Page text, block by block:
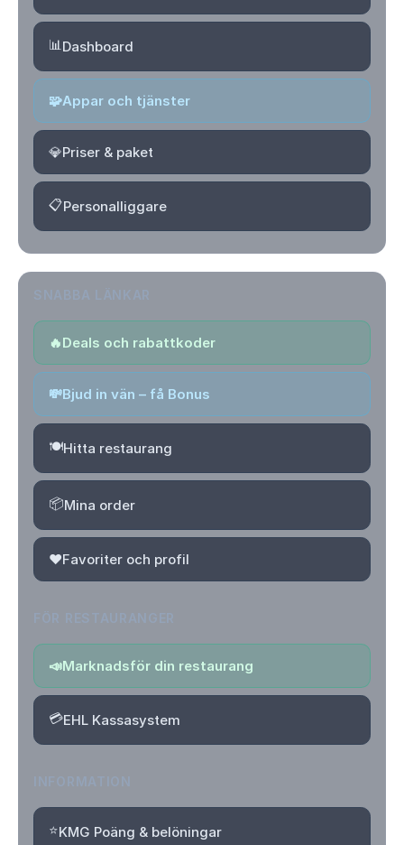
📊Dashboard
🧩Appar och tjänster
💎Priser & paket
📋Personalliggare
🔥Deals och rabattkoder
💸Bjud in vän – få Bonus
🍽️Hitta restaurang
📦Mina order
❤️Favoriter och profil
📣Marknadsför din restaurang
💳EHL Kassasystem
⭐KMG Poäng & belöningar